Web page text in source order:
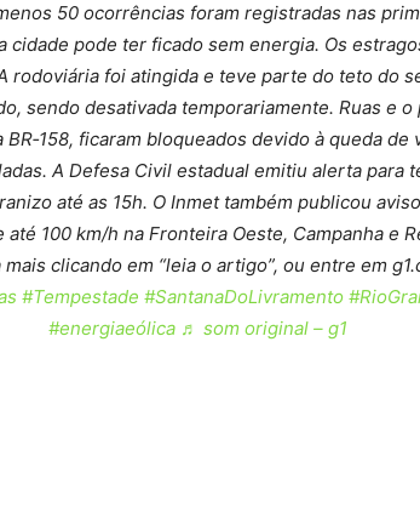
50 ocorrências foram registradas nas
cidade pode ter ficado sem energia. Os
rodoviária foi atingida e teve parte do teto do
sendo desativada temporariamente. Ruas e
ficaram bloqueados devido à queda de
A Defesa Civil estadual emitiu alerta para
até as 15h. O Inmet também publicou
até 100 km/h na Fronteira Oeste, Campanha e
mais clicando em “leia o artigo”, ou entre em
#Tempestade #SantanaDoLivramento
#energiaeólica ♬ som original – g1